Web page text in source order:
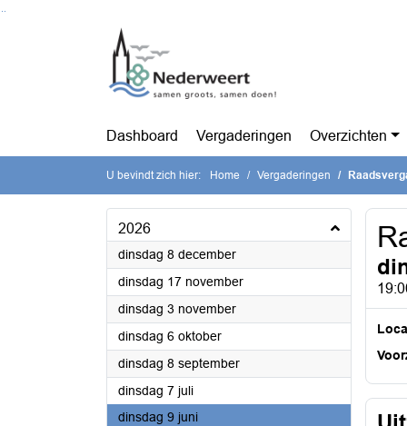
Dashboard Vergaderingen Overzichten
U bevindt zich hier: Home Vergaderingen
2026
dinsdag 8 december2026
dinsdag 17 november2026
dinsdag 3 november2026
dinsdag 6 oktober2026
dinsdag 8 september2026
dinsdag 7 juli2026
dinsdag 9 juni2026